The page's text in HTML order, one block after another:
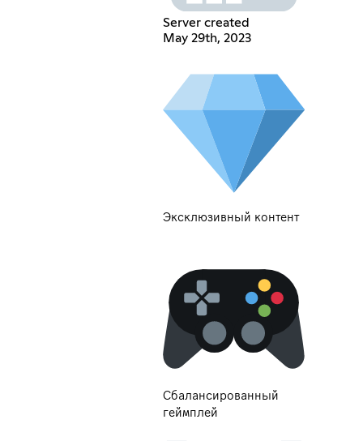
Server created
May 29th, 2023
Эксклюзивный контент
Сбалансированный
геймплей